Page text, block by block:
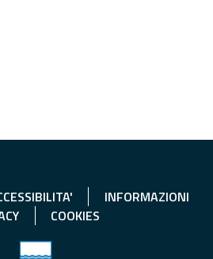
INFORMAZIONI
COOKIES